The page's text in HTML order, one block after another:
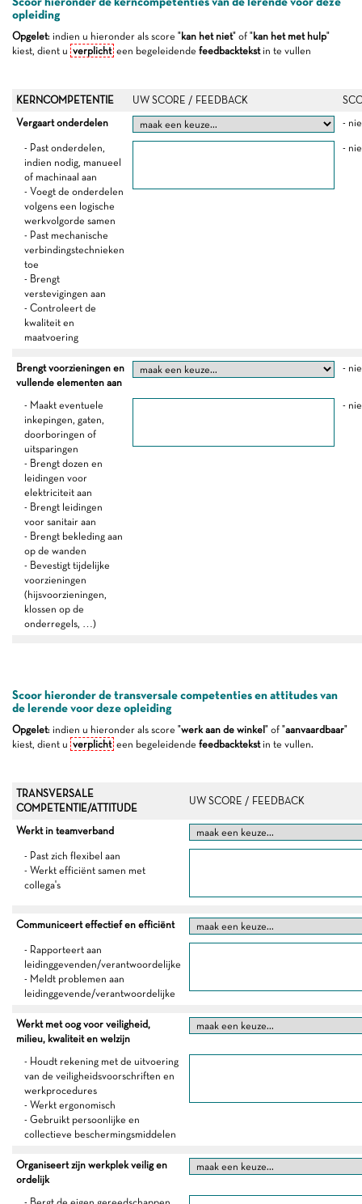
opleiding
Opgelet: indien u hieronder als score "kan het niet" of "kan het met hulp"
kiest, dient u verplicht een begeleidende feedbacktekstin te vullen
KERNCOMPETENTIE UW SCORE / FEEDBACK
Vergaart onderdelen
-
- Past onderdelen,
indien nodig, manueel
of machinaal aan
- Voegt de onderdelen
volgens een logische
werkvolgorde samen
- Past mechanische
verbindingstechnieken
toe
- Brengt
verstevigingen aan
- Controleert de
kwaliteit en
maatvoering
-
Brengt voorzieningen en
vullende elementen aan
-
- Maakt eventuele
inkepingen, gaten,
doorboringen of
uitsparingen
- Brengt dozen en
leidingen voor
elektriciteit aan
- Brengt leidingen
voor sanitair aan
- Brengt bekleding aan
op de wanden
- Bevestigt tijdelijke
voorzieningen
(hijsvoorzieningen,
klossen op de
onderregels, …)
-
Scoor hieronder de transversale competenties en attitudes van
de lerende voor deze opleiding
Opgelet: indien u hieronder als score "werk aan de winkel " of "aanvaardbaar"
kiest, dient u verplicht een begeleidende feedbacktekstin te vullen.
TRANSVERSALE
COMPETENTIE/ATTITUDE
UW SCORE / FEEDBACK
Werkt in teamverband
- Past zich flexibel aan
- Werkt efficiënt samen met
collega's
Communiceert effectief en efficiënt
- Rapporteert aan
leidinggevenden/verantwoordelijke
- Meldt problemen aan
leidinggevende/verantwoordelijke
Werkt met oog voor veiligheid,
milieu, kwaliteit en welzijn
- Houdt rekening met de uitvoering
van de veiligheidsvoorschriften en
werkprocedures
- Werkt ergonomisch
- Gebruikt persoonlijke en
collectieve beschermingsmiddelen
Organiseert zijn werkplek veilig en
ordelijk